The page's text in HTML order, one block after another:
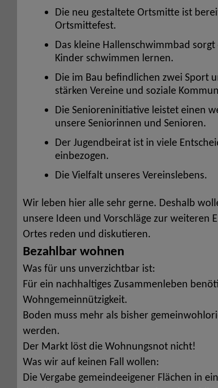
Die neu gestaltete Ortsmitte ist
Ortsmittefest.
Das kleine Hallenschwimmbad sorgt
Kinder schwimmen lernen.
Die im Bau befindlichen zwei Sport
stärken Vereine und soziale
Die Senioreninitiative leistet einen
unsere Seniorinnen und Senioren.
Der Jugendbeirat ist in viele
einbezogen.
Die Vielfalt unseres Vereinslebens.
Wir leben hier alle sehr gerne. Deshalb
unsere Ideen und Vorschläge zur weiteren
Ortes reden und diskutieren.
Bezahlbar wohnen
Was für uns unverzichtbar ist:
Für ein nachhaltiges Zusammenleben
Wohngemeinnützigkeit.
Boden muss mehr als bisher
werden.
Der Markt löst die Wohnungsnot nicht!
Was wir auf keinen Fall wollen:
Die Vergabe gemeindeeigener Flächen in